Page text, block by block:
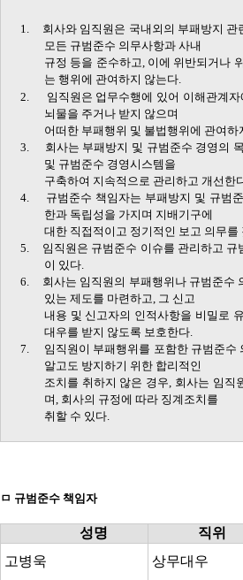
1.
회사와 임직원은 국내외의 부패방지
모든 규범준수 의무사항과 사내
규정 등을 준수하고, 이에 위반되거나
는 행위에 관여하지 않는다.
2.
임직원은 업무수행에 있어 이해관계
뇌물을 주거나 받지 않으며
어떠한 부패행위 및 불법행위에 관여하
3.
회사는 부패방지 및 규범준수 경영의
및 규범준수 경영시스템을
구축하여 지속적으로 관리하고 개선한
4.
규범준수 책임자는 부패방지 및 규범
한과 독립성을 가지며 지배기구에
대한 직접적이고 정기적인 보고 의무를
5.
임직원은 규범준수 이슈를 관리하고 규
이 있다.
6.
회사는 임직원의 부패행위나 규범준수
있는 제도를 마련하고
그 신고
내용 및 신고자의 인적사항을 비밀로
대우를 받지 않도록 보호한다.
7.
임직원이 부패행위를 포함한 규범준수
알고도 방지하기 위한 합리적인
조치를 취하지 않은 경우, 회사는 임직
며, 회사의 규정에 따라 징계조치를
취할 수 있다.
︎ㅁ 규범준수 책임자
성명 직위
고병욱
상무대우